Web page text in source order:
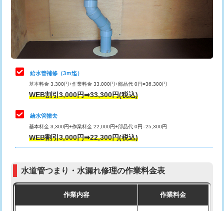
排水管工事（排水管工事/3ｍまで） 55,000円
排水管工事（追加 排水管工事/3ｍ超
マス交換（土の掘削・埋め戻し作業）
マス交換（深さ50㎝未満）
マス交換（深さ50㎝以上）
コンクリート斫り（厚さ10㎝まで）
モルタル補修（厚さ10㎝超え） 38,500円
8,800円
止水・漏水調査・防水処理・清掃・修
理・調整・分解・加工など（軽作業）
11,000円
止水・漏水調査・防水処理・清掃・修
理・調整・分解・加工など（中作業）
止水・漏水調査・防水処理・清掃・修
理・調整・分解・加工など（重作業）
33,000円
その他部品の脱着
交換・取付（タンク）
式）)
式・ワンホール）)
給水管補修（3ｍ迄）
基本料金 3,300円+作業料金 33,000円+部品代 0円=36,300円
WEB割引3,000円➡33,300円(税込)
給水管撤去
基本料金 3,300円+作業料金 22,000円+部品代 0円=25,300円
WEB割引3,000円➡22,300円(税込)
水道管つまり・水漏れ修理の作業料金表
作業内容 作業料金